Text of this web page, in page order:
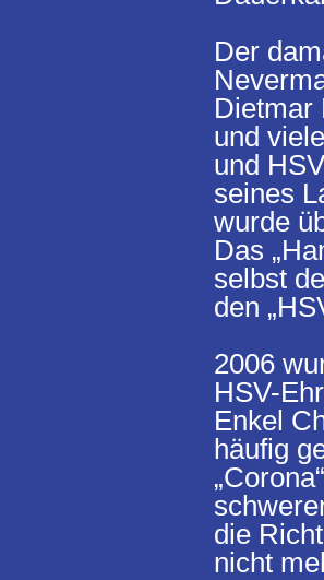
Der
Dietmar
und
und
seines
wurde
Das
selbst
den
2006
HSV-
Enkel
häufig
die
nicht